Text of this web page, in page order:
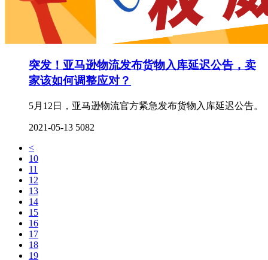
突发！亚马逊物流发布货物入库延迟公告，卖
家该如何调整应对？
5月12日，亚马逊物流官方紧急发布货物入库延迟公告。
2021-05-13 5082
<
10
11
12
13
14
15
16
17
18
19